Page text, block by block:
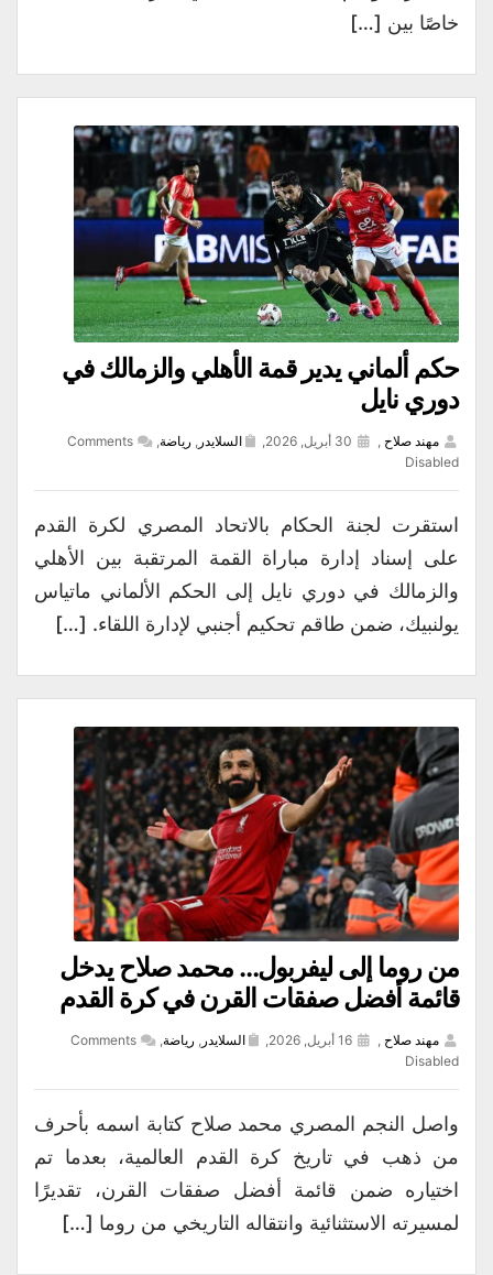
خاصًا بين […]
حكم ألماني يدير قمة الأهلي والزمالك في
دوري نايل
مهند صلاح السلايدر رياضة
Comments
Disabled
استقرت لجنة الحكام بالاتحاد المصري لكرة القدم
على إسناد إدارة مباراة القمة المرتقبة بين الأهلي
والزمالك في دوري نايل إلى الحكم الألماني ماتياس
يولنبيك، ضمن طاقم تحكيم أجنبي لإدارة اللقاء. […]
من روما إلى ليفربول… محمد صلاح يدخل
قائمة أفضل صفقات القرن في كرة القدم
مهند صلاح السلايدر رياضة
Comments
Disabled
واصل النجم المصري محمد صلاح كتابة اسمه بأحرف
من ذهب في تاريخ كرة القدم العالمية، بعدما تم
اختياره ضمن قائمة أفضل صفقات القرن، تقديرًا
لمسيرته الاستثنائية وانتقاله التاريخي من روما […]